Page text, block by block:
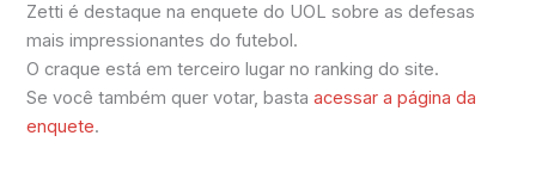
Zetti é destaque na enquete do UOL sobre as defesas
mais impressionantes do futebol.
O craque está em terceiro lugar no ranking do site.
Se você também quer votar, bastaacessar a página da
enquete.